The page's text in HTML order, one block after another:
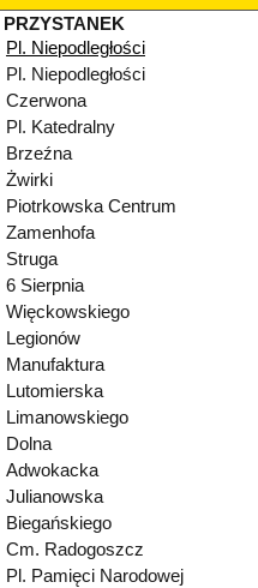
PRZYSTANEK
Pl. Niepodległości
Pl. Niepodległości
Czerwona
Pl. Katedralny
Brzeźna
Żwirki
Piotrkowska Centrum
Zamenhofa
Struga
6 Sierpnia
Więckowskiego
Legionów
Manufaktura
Lutomierska
Limanowskiego
Dolna
Adwokacka
Julianowska
Biegańskiego
Cm. Radogoszcz
Pl. Pamięci Narodowej